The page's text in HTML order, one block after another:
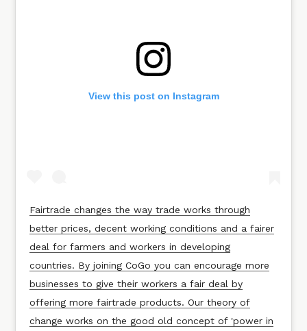
View this post on Instagram
Fairtrade changes the way trade works through
better prices, decent working conditions and a fairer
deal for farmers and workers in developing
countries. By joining CoGo you can encourage more
businesses to give their workers a fair deal by
offering more fairtrade products. Our theory of
change works on the good old concept of 'power in